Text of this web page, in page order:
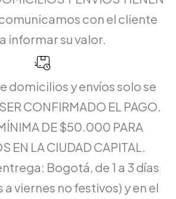
con el cliente
informar su valor.
domicilios y envíos solo se
CONFIRMADO EL PAGO.
DE $50.000 PARA
EN LA CIUDAD CAPITAL.
Bogotá, de 1 a 3 días
a viernes no festivos) y en el